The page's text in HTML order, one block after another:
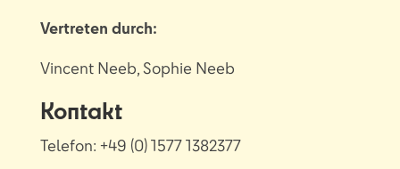
Vertreten durch:
Vincent Neeb, Sophie Neeb
Kontakt
Telefon: +49 (0) 1577 1382377